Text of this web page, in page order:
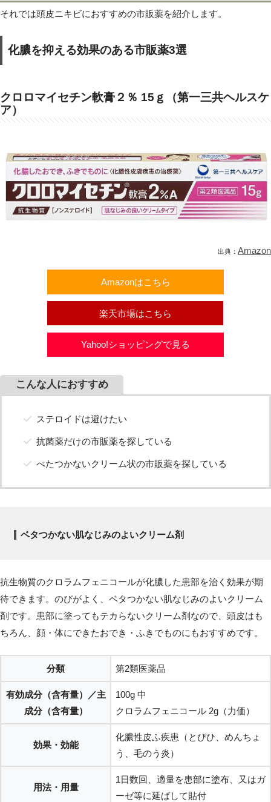
それでは頭皮ニキビにおすすめの市販薬を紹介します。
化膿を抑える効果のある市販薬3選
クロロマイセチン軟膏２％ 15ｇ（第一三共ヘルスケ
ア）
出典： Amazon
Amazonはこちら
楽天市場はこちら
Yahoo!ショッピングで見る
こんな人におすすめ
ステロイドは避けたい
抗菌薬だけの市販薬を探している
べたつかないクリーム状の市販薬を探している
ベタつかない肌なじみのよいクリーム剤
抗生物質のクロラムフェニコールが化膿した患部を治く効果が期
待できます。のびがよく、ベタつかない肌なじみのよいクリーム
剤です。患部に塗ってもテカらないクリーム剤なので、頭皮はも
ちろん、顔・体にできたおでき・ふきでものにもおすすめです。
分類 第2類医薬品
有効成分（含有量）／主
成分（含有量）
100g 中
クロラムフェニコール 2g（力価）
効果・効能
化膿性皮ふ疾患（とびひ、めんちょ
う、毛のう炎）
用法・用量
1日数回、適量を患部に塗布、又はガ
ーゼ等に延ばして貼付